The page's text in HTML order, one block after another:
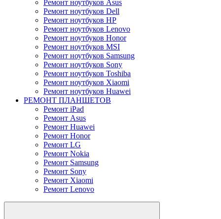
Ремонт ноутбуков Asus
Ремонт ноутбуков Dell
Ремонт ноутбуков HP
Ремонт ноутбуков Lenovo
Ремонт ноутбуков Honor
Ремонт ноутбуков MSI
Ремонт ноутбуков Samsung
Ремонт ноутбуков Sony
Ремонт ноутбуков Toshiba
Ремонт ноутбуков Xiaomi
Ремонт ноутбуков Huawei
РЕМОНТ ПЛАНШЕТОВ
Ремонт iPad
Ремонт Asus
Ремонт Huawei
Ремонт Honor
Ремонт LG
Ремонт Nokia
Ремонт Samsung
Ремонт Sony
Ремонт Xiaomi
Ремонт Lenovo